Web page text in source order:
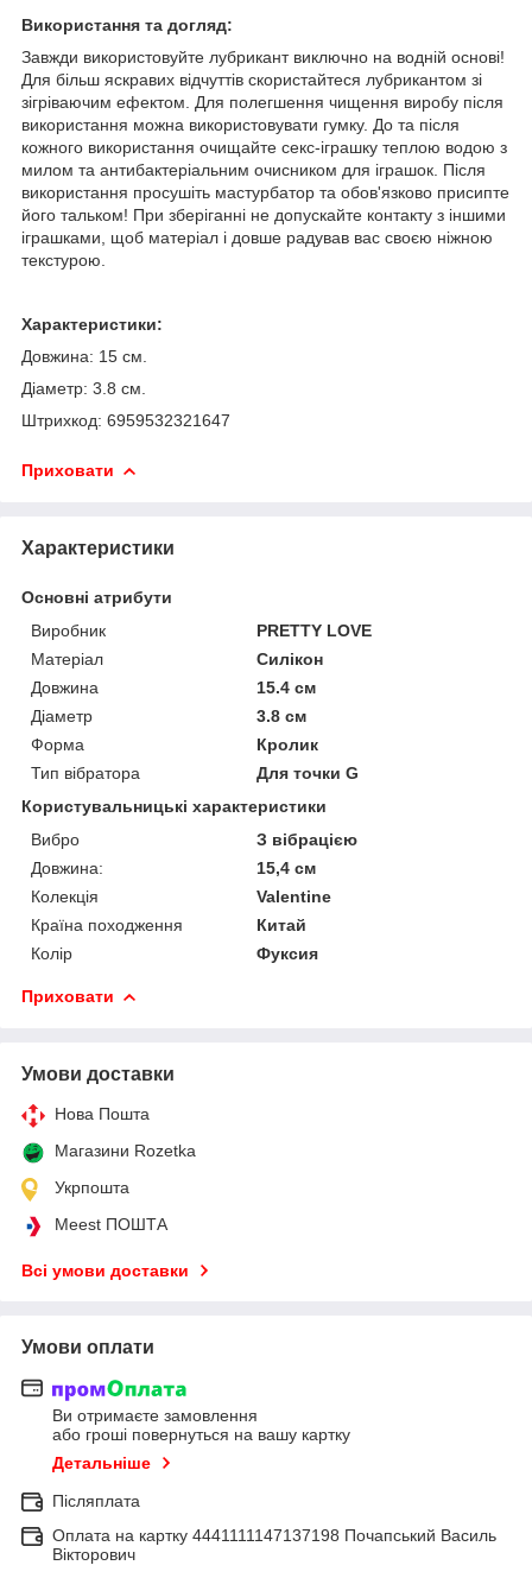
Використання та догляд:
Завжди використовуйте лубрикант виключно на водній основі!
Для більш яскравих відчуттів скористайтеся лубрикантом зі
зігріваючим ефектом. Для полегшення чищення виробу після
використання можна використовувати гумку. До та після
кожного використання очищайте секс-іграшку теплою водою з
милом та антибактеріальним очисником для іграшок. Після
використання просушіть мастурбатор та обов'язково присипте
його тальком! При зберіганні не допускайте контакту з іншими
іграшками, щоб матеріал і довше радував вас своєю ніжною
текстурою.
Характеристики:
Довжина: 15 см.
Діаметр: 3.8 см.
Штрихкод: 6959532321647
Приховати
Характеристики
Основні атрибути
Виробник
PRETTY LOVE
Матеріал
Силікон
Довжина
15.4 см
Діаметр
3.8 см
Форма
Кролик
Тип вібратора
Для точки G
Користувальницькі характеристики
Вибро
З вібрацією
Довжина:
15,4 см
Колекція
Valentine
Країна походження
Китай
Колір
Фуксия
Приховати
Умови доставки
Нова Пошта
Магазини Rozetka
Укрпошта
Meest ПОШТА
Всі умови доставки
Умови оплати
Ви отримаєте замовлення
або гроші повернуться на вашу картку
Детальніше
Післяплата
Оплата на картку 4441111147137198 Почапський Василь
Вікторович